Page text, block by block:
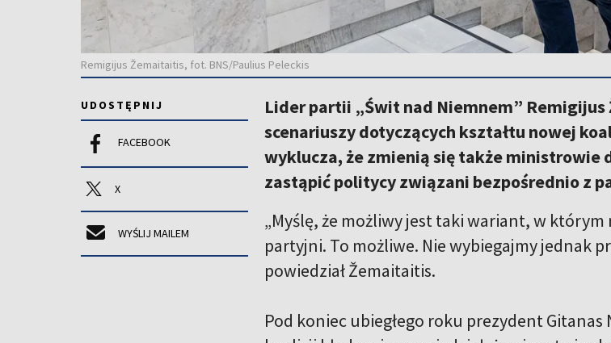
Remigijus Žemaitaitis, fot. BNS/Paulius Peleckis
UDOSTĘPNIJ
FACEBOOK
X
WYŚLIJ MAILEM
Lider partii „Świt nad Niemnem”
scenariuszy dotyczących kształtu nowej
wyklucza, że zmienią się także ministrowie
zastąpić politycy związani bezpośrednio z
„Myślę, że możliwy jest taki wariant, w
partyjni. To możliwe. Nie wybiegajmy jednak
powiedział Žemaitaitis.
Pod koniec ubiegłego roku prezydent